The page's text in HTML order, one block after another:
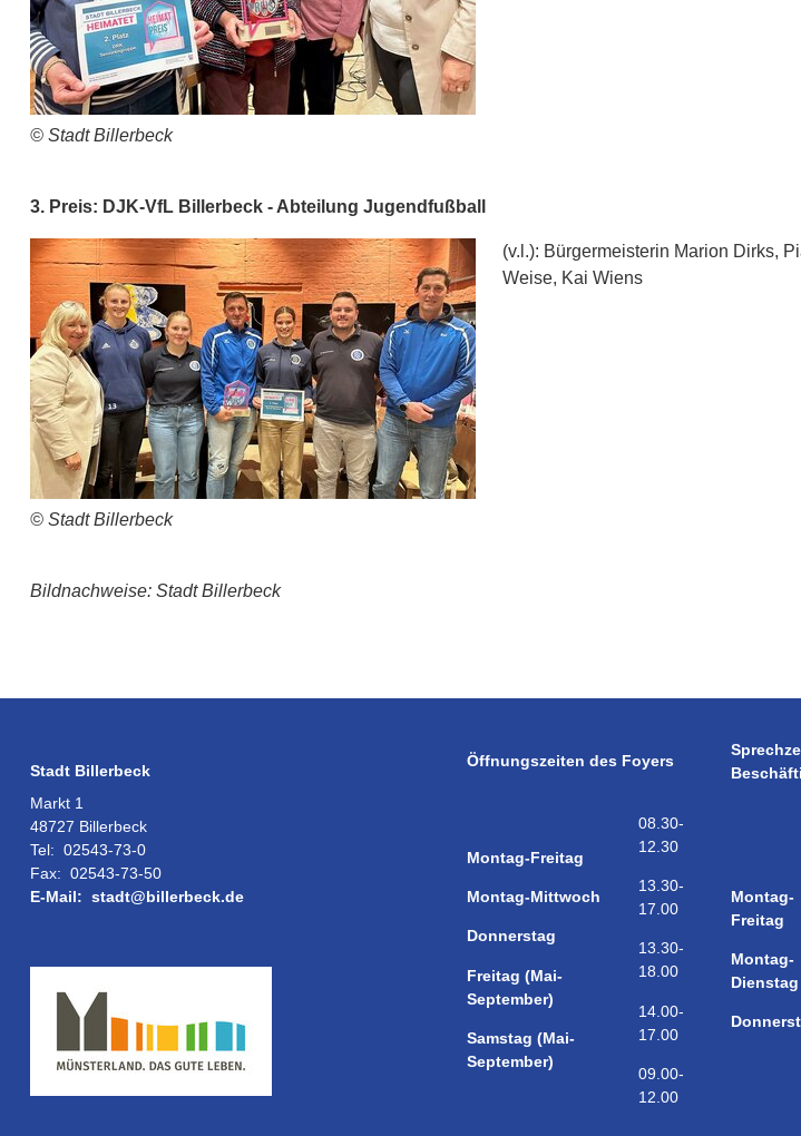
© Stadt Billerbeck
3. Preis: DJK-VfL Billerbeck - Abteilung Jugendfußball
© Stadt Billerbeck
(v.l.): Bürgermeisterin Marion Dirks,
Weise, Kai Wiens
Bildnachweise: Stadt Billerbeck
Stadt Billerbeck
Markt 1
48727 Billerbeck
Tel: 02543-73-0
Fax: 02543-73-50
E-Mail: stadt@billerbeck.de
Öffnungszeiten des Foyers
Montag-Freitag
Montag-Mittwoch
Donnerstag
Freitag (Mai-
September)
Samstag (Mai-
September)
08.30-
12.30
13.30-
17.00
13.30-
18.00
14.00-
17.00
09.00-
12.00
Montag-
Freitag
Montag-
Dienstag